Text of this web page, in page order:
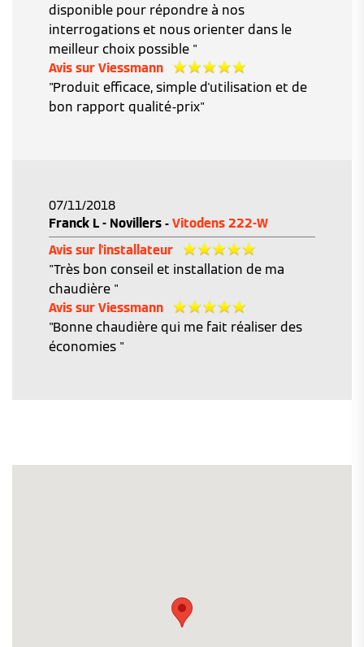
disponible pour répondre à nos
interrogations et nous orienter dans le
meilleur choix possible "
Avis sur Viessmann
"Produit efficace, simple d'utilisation et de
bon rapport qualité-prix"
07/11/2018
Franck L - Novillers - Vitodens 222-W
Avis sur l'installateur
"Très bon conseil et installation de ma
chaudière "
Avis sur Viessmann
"Bonne chaudière qui me fait réaliser des
économies "